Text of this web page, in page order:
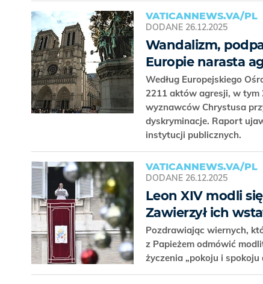
VATICANNEWS.VA/PL
DODANE 26.12.2025
Wandalizm,
Europie narasta
Według Europejskiego
2211 aktów agresji, w tym
wyznawców Chrystusa
dyskryminacje. Raport
instytucji publicznych.
VATICANNEWS.VA/PL
DODANE 26.12.2025
Leon XIV modli
Zawierzył ich
Pozdrawiając wiernych,
z Papieżem odmówić
życzenia „pokoju i